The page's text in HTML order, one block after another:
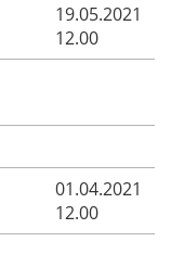
19.05.2021
12.00
01.04.2021
12.00